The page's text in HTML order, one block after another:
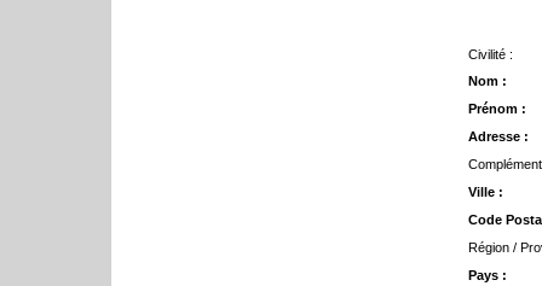
Civilité :
Nom :
Prénom :
Adresse :
Ville :
Code
Région /
Pays :